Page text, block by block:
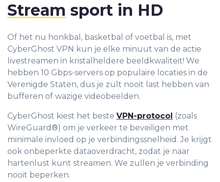
Stream sport in HD
Of het nu honkbal, basketbal of voetbal is, met
CyberGhost VPN kun je elke minuut van de actie
livestreamen in kristalheldere beeldkwaliteit! We
hebben 10 Gbps-servers op populaire locaties in de
Verenigde Staten, dus je zult nooit last hebben van
bufferen of wazige videobeelden.
CyberGhost kiest het beste VPN-protocol (zoals
WireGuard®) om je verkeer te beveiligen met
minimale invloed op je verbindingssnelheid. Je krijgt
ook onbeperkte dataoverdracht, zodat je naar
hartenlust kunt streamen. We zullen je verbinding
nooit beperken.